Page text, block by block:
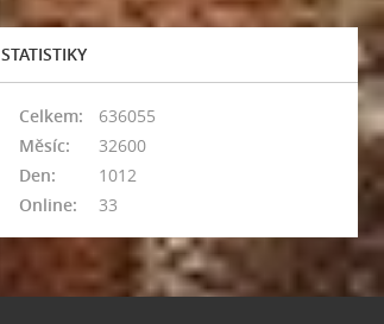
STATISTIKY
Online: 33
Celkem:
636055
Měsíc:
32600
Den:
1012